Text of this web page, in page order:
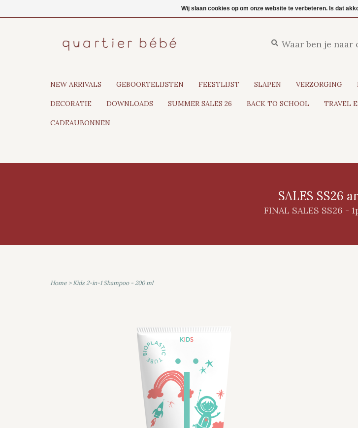
NEW ARRIVALS GEBOORTELIJSTEN FEESTLIJST SLAPEN VERZORGING
DECORATIE DOWNLOADS SUMMER SALES 26 BACK TO SCHOOL TRAVEL
CADEAUBONNEN
SALES SS26
FINAL SALES SS26 -
Home > Kids 2-in-1 Shampoo - 200 ml
Wij slaan cookies op om onze website te verbeteren. Is dat